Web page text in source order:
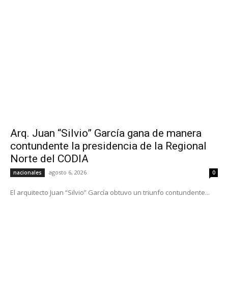
Arq. Juan “Silvio” García gana de manera
contundente la presidencia de la Regional
Norte del CODIA
nacionales agosto 6, 2026 0
El arquitecto Juan “Silvio” García obtuvo un triunfo contundente...